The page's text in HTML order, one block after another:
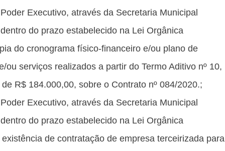
Executivo, através da Secretaria Municipal
do prazo estabelecido na Lei Orgânica
do cronograma físico-financeiro e/ou plano de
serviços realizados a partir do Termo Aditivo nº 10,
R$ 184.000,00, sobre o Contrato nº 084/2020.;
Executivo, através da Secretaria Municipal
do prazo estabelecido na Lei Orgânica
de contratação de empresa terceirizada para